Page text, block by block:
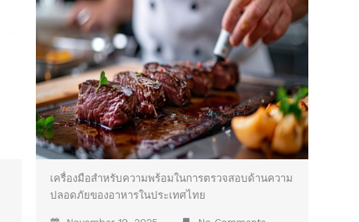
เครื่องมือสำหรับความพร้อมในการตรวจสอบด้านความ
ปลอดภัยของอาหารในประเทศไทย